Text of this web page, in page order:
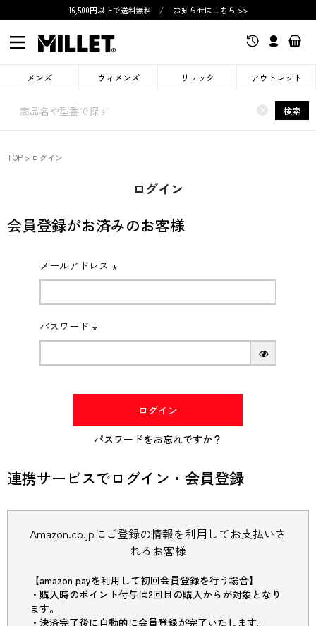
16,500円以上で送料無料 / お知らせはこちら >>
メンズ ウィメンズ リュック アウトレット
× 検索
TOP ログイン
ログイン
会員登録がお済みのお客様
メールアドレス
(必
パスワード
(必
ログイン
パスワードをお忘れですか？
連携サービスでログイン・会員登録
Amazon.co.jpにご登録の情報を利用してお支払いさ
れるお客様
【amazon payを利用して初回会員登録を行う場合】
・購入時のポイント付与は2回目の購入からが対象となり
ます。
・決済完了後に自動的に会員登録が完了いたします。